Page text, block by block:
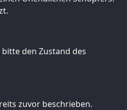
den Zustand des
zuvor beschrieben.